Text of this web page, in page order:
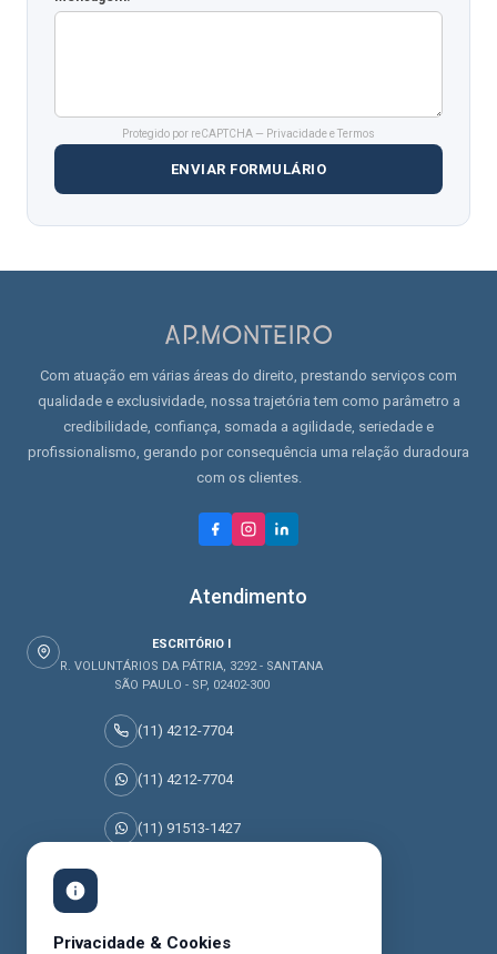
Protegido por reCAPTCHA — PrivacidadeeTermos
ENVIAR FORMULÁRIO
Com atuação em várias áreas do direito, prestando serviços com
qualidade e exclusividade, nossa trajetória tem como parâmetro a
credibilidade, confiança, somada a agilidade, seriedade e
profissionalismo, gerando por consequência uma relação duradoura
com os clientes.
Atendimento
ESCRITÓRIO I
R. VOLUNTÁRIOS DA PÁTRIA, 3292 - SANTANA
SÃO PAULO - SP, 02402-300
(11) 4212-7704
(11) 4212-7704
(11) 91513-1427
Prêmios Recebidos
Privacidade & Cookies